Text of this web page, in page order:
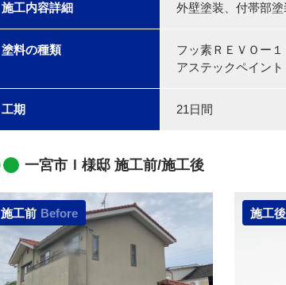
施工内容詳細 外壁塗装、付帯部
塗料の種類
フッ素ＲＥＶＯー１
アステックペイント
工期 21日間
一宮市Ｉ様邸 施工前/施工後
施工後
施工前 Before